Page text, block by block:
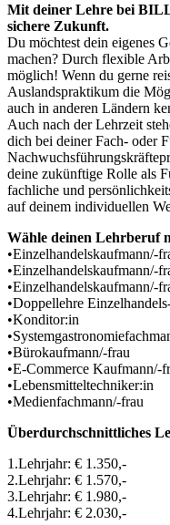
Mit deiner Lehre bei
sichere Zukunft.
Du möchtest dein eigenes
machen? Durch flexible
möglich! Wenn du gerne
Auslandspraktikum die
auch in anderen Ländern
Auch nach der Lehrzeit
dich bei deiner Fach- oder
deine zukünftige Rolle als
fachliche und
auf deinem individuellen
Wähle deinen Lehrberuf
•Einzelhandelskaufmann/-
•Einzelhandelskaufmann/-
•Einzelhandelskaufmann/-
•Doppellehre
•Konditor:in
•Bürokaufmann/-frau
•E-Commerce Kaufmann/-
•Lebensmitteltechniker:in
•Medienfachmann/-frau
Überdurchschnittliches
1.Lehrjahr: € 1.350,-
2.Lehrjahr: € 1.570,-
3.Lehrjahr: € 1.980,-
4.Lehrjahr: € 2.030,-